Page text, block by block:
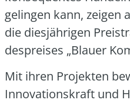
gelin­gen kann, zei­gen
die dies­jäh­ri­gen
des­prei­ses „Blau­er
Mit ihren Pro­jek­ten
Inno­va­ti­ons­kraft und